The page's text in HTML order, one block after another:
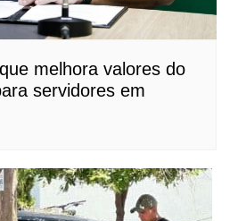
melhora valores do
servidores em